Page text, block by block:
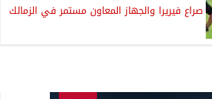
صراع فيريرا والجهاز المعاون مستمر في الزمالك